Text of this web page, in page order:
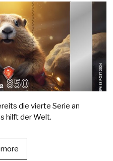
die vierte Serie an
hilft der Welt.